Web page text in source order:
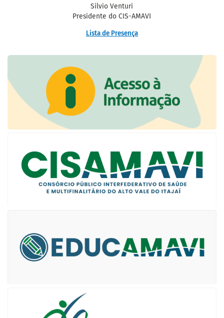
Silvio Venturi
Presidente do CIS-AMAVI
Lista de Presença